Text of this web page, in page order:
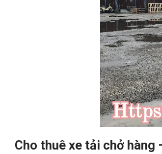
Cho thuê xe tải chở